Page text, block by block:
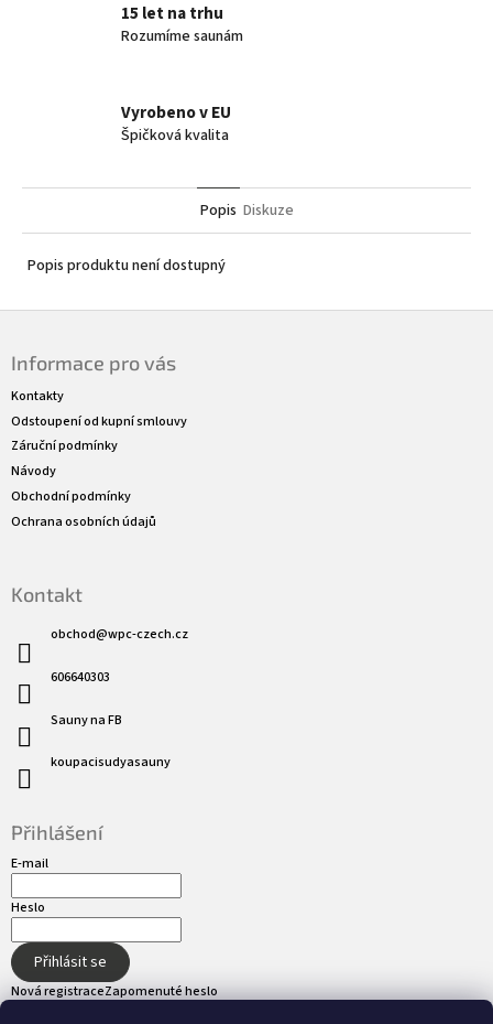
15 let na trhu
Rozumíme saunám
Vyrobeno v EU
Špičková kvalita
Popis Diskuze
Popis produktu není dostupný
Informace pro vás
Kontakty
Odstoupení od kupní smlouvy
Záruční podmínky
Návody
Obchodní podmínky
Ochrana osobních údajů
Kontakt
obchod@wpc-czech.cz
606640303
Sauny na FB
koupacisudyasauny
Přihlášení
E-mail
Heslo
Přihlásit se
Nová registraceZapomenuté heslo